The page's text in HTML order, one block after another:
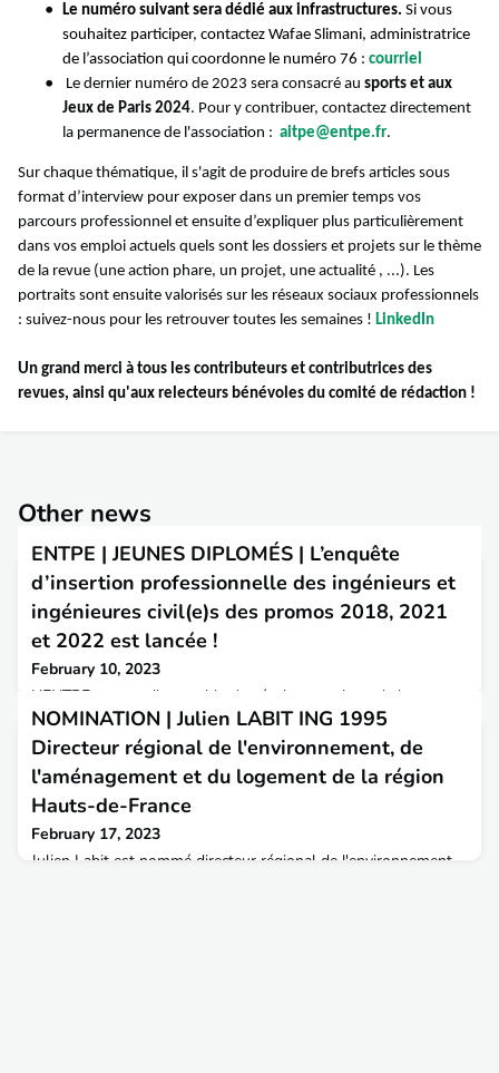
Le numéro suivant sera dédié aux infrastructures. Si vous
souhaitez participer, contactez Wafae Slimani, administratrice
de l’association qui coordonne le numéro 76 : courriel
Le dernier numéro de 2023 sera consacré au sports et aux
Jeux de Paris 2024. Pour y contribuer, contactez directement
la permanence de l'association : aitpe@entpe.fr.
Sur chaque thématique, il s'agit de produire de brefs articles sous
format d’interview pour exposer dans un premier temps vos
parcours professionnel et ensuite d’expliquer plus particulièrement
dans vos emploi actuels quels sont les dossiers et projets sur le thème
de la revue (une action phare, un projet, une actualité , ...). Les
portraits sont ensuite valorisés sur les réseaux sociaux professionnels
: suivez-nous pour les retrouver toutes les semaines ! LinkedIn
Un grand merci à tous les contributeurs et contributrices des
revues, ainsi qu'aux relecteurs bénévoles du comité de rédaction !
Other news
ENTPE | JEUNES DIPLOMÉS | L’enquête
d’insertion professionnelle des ingénieurs et
ingénieures civil(e)s des promos 2018, 2021
et 2022 est lancée !
February 10, 2023
L’ENTPE, comme l'ensemble des écoles membres de la
Conférence des Grandes Ecoles, lance son enquête annuelle
d'insertion professionnelle auprès de ses jeunes diplômés
civils des promotions 2018, 2021 et 2022. Confiée par l’ENTPE
à l’AITPE cette enquête est la référence en matière d'insertion
professionnelle. Quelle que soit votre situation actuelle (en
NOMINATION | Julien LABIT ING 1995
Directeur régional de l'environnement, de
l'aménagement et du logement de la région
Hauts-de-France
February 17, 2023
Julien Labit est nommé directeur régional de l'environnement,